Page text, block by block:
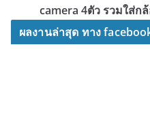
camera 4ตัว รวมใส่ก
ผลงานล่าสุด ทาง